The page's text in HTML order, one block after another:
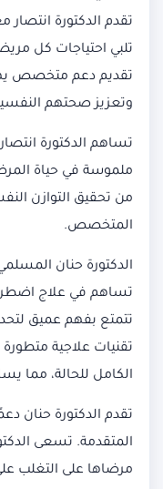
تقدم الدكتورة
تلبي احتياجات كل
تقديم دعم متخصص
وتعزيز صحتهم
تساهم الدكتورة
ملموسة في حياة
من تحقيق التوازن
المتخصص.
الدكتورة حنان
تساهم في علاج
تتمتع بفهم عميق
تقنيات علاجية
الكامل للحالة، مما
تقدم الدكتورة حنان
المتقدمة. تسعى
مرضاها على التغلب